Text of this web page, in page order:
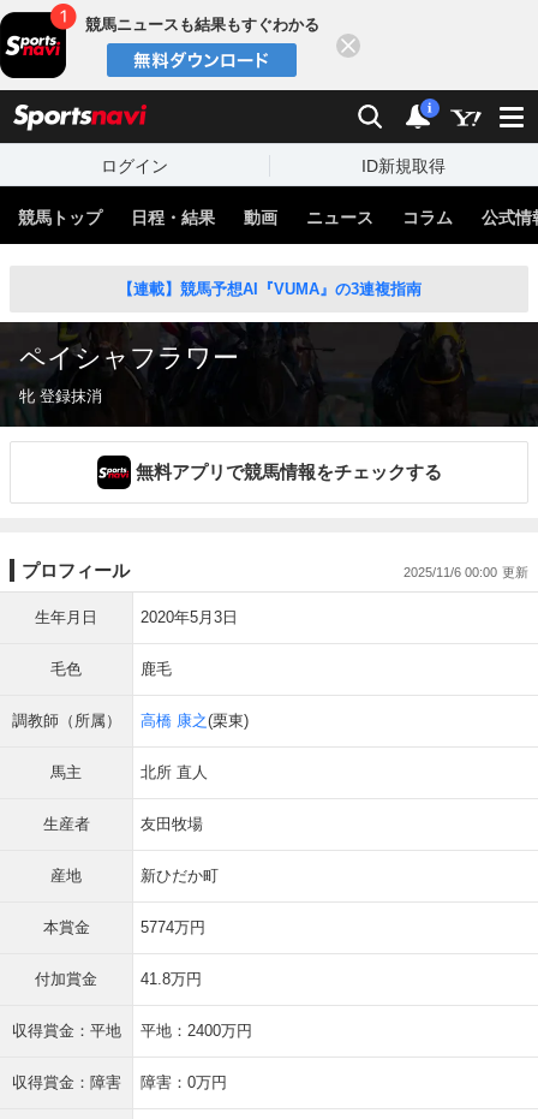
競馬ニュースも結果もすぐわかる
検索 通知
i
ログイン ID新規取得
競馬トップ 日程・結果 動画 ニュース コラム 公式情
【連載】競馬予想AI『VUMA』の3連複指南
ペイシャフラワー
牝 登録抹消
無料アプリで競馬情報をチェックする
プロフィール 2025/11/6 00:00
生年月日 2020年5月3日
毛色 鹿毛
調教師（所属） 高橋 康之(栗東)
馬主 北所 直人
生産者 友田牧場
産地 新ひだか町
本賞金 5774万円
付加賞金 41.8万円
収得賞金：平地 平地：2400万円
収得賞金：障害 障害：0万円